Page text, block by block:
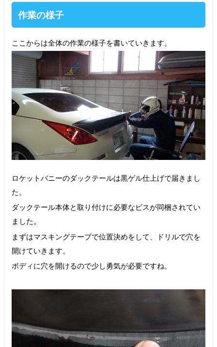
作業の様子
ここからは全体の作業の様子を書いていきます。
ロケットバニーのダックテールは黒ゲル仕上げで届きまし
た。
ダックテール本体と取り付けに必要なビスが同梱されてい
ました。
まずはマスキングテープで位置決めをして、ドリルで穴を
開けていきます。
ボディに穴を開けるので少し勇気が必要ですね。